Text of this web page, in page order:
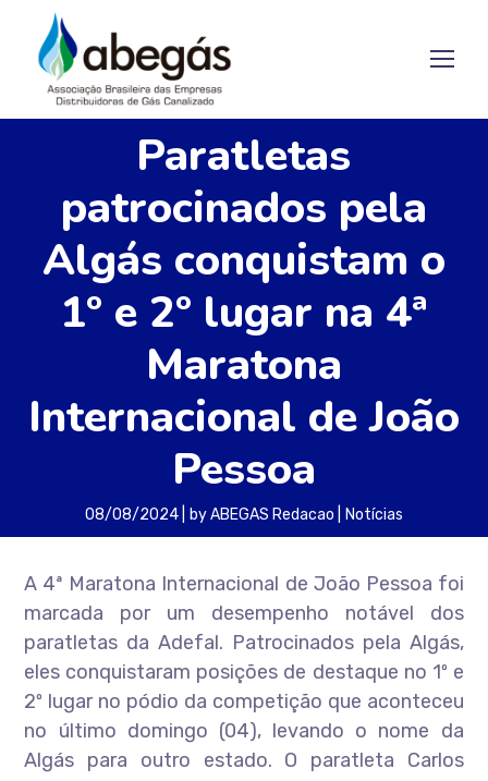
Paratletas
patrocinados pela
Algás conquistam o
1º e 2º lugar na 4ª
Maratona
Internacional de João
Pessoa
08/08/2024 byABEGAS Redacao Notícias
A 4ª Maratona Internacional de João Pessoa foi
marcada por um desempenho notável dos
paratletas da Adefal. Patrocinados pela Algás,
eles conquistaram posições de destaque no 1º e
2º lugar no pódio da competição que aconteceu
no último domingo (04), levando o nome da
Algás para outro estado. O paratleta Carlos